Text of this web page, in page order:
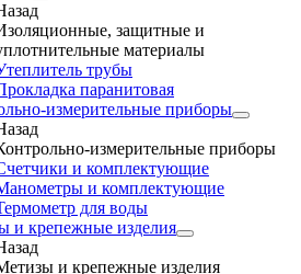
защитные и
материалы
трубы
паранитовая
измерительные приборы
измерительные приборы
и комплектующие
и комплектующие
для воды
и крепежные изделия
и крепежные изделия